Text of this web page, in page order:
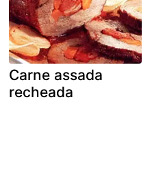
Carne assada
recheada